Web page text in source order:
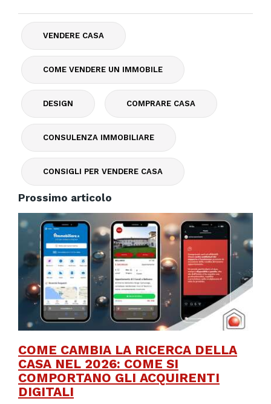
VENDERE CASA
COME VENDERE UN IMMOBILE
DESIGN COMPRARE CASA
CONSULENZA IMMOBILIARE
CONSIGLI PER VENDERE CASA
Prossimo articolo
COME CAMBIA LA RICERCA DELLA
CASA NEL 2026: COME SI
COMPORTANO GLI ACQUIRENTI
DIGITALI